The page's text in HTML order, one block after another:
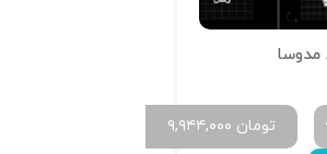
مدوسا
۹,۹۴۴,۰۰۰ تومان